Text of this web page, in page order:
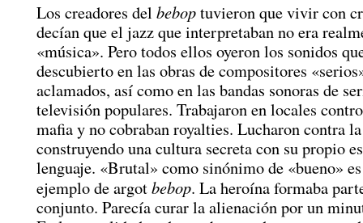
Los creadores del beboptuvieron que vivir con
decían que el jazz que interpretaban no era
«música». Pero todos ellos oyeron los sonidos
descubierto en las obras de compositores
aclamados, así como en las bandas sonoras de
televisión populares. Trabajaron en locales
mafia y no cobraban royalties. Lucharon contra
construyendo una cultura secreta con su propio
lenguaje. «Brutal» como sinónimo de «bueno»
ejemplo de argotbebop. La heroína formaba
conjunto. Parecía curar la alienación por un